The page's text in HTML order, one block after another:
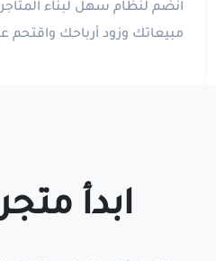
انضم لنظام سهل لبناء
مبيعاتك وزود أرباحك واقتحم
ابدأ